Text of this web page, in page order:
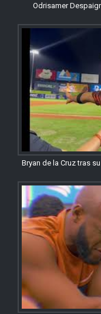
Odrisamer
Bryan de la Cruz tras